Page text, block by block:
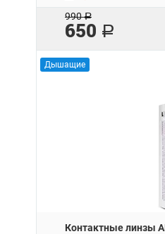
990 Р
650 Р
Дышащие
Контактные линзы